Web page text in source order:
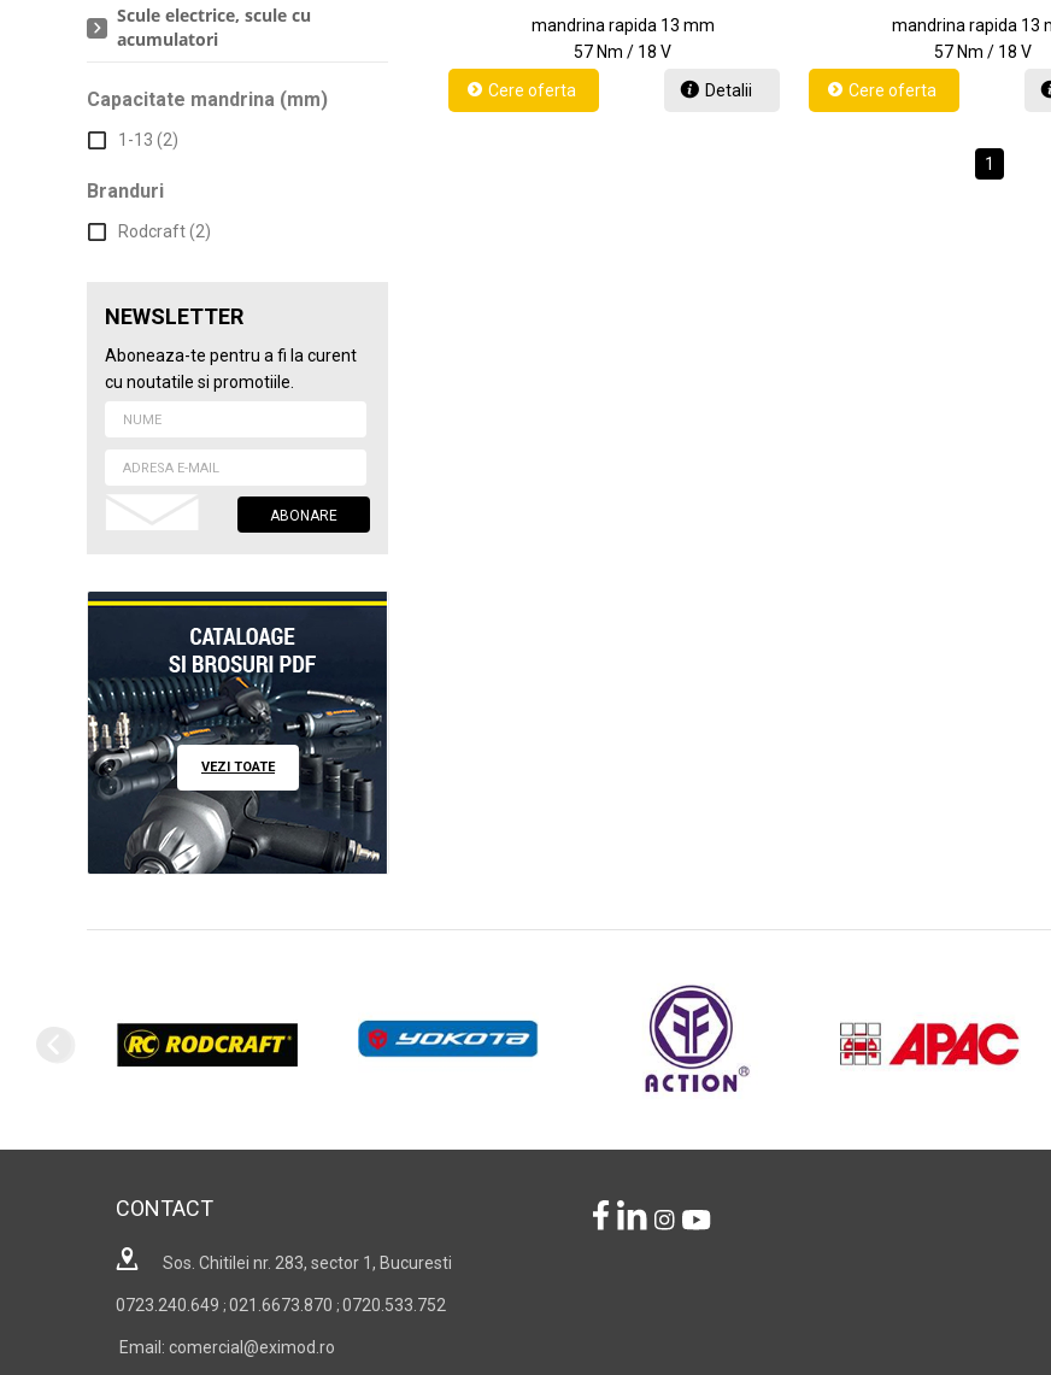
Scule electrice, scule cu
acumulatori
Capacitate mandrina (mm)
1-13 (2)
Branduri
Rodcraft (2)
NEWSLETTER
Aboneaza-te pentru a fi la curent
cu noutatile si promotiile.
VEZI TOATE
mandrina rapida 13 mm
57 Nm / 18 V
Detalii
mandrina rapida 13
57 Nm / 18 V
1
CONTACT
Sos. Chitilei nr. 283, sector 1, Bucuresti
0723.240.649 ; 021.6673.870 ; 0720.533.752
Email: comercial@eximod.ro